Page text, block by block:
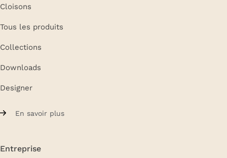
Cloisons
Tous les produits
Collections
Downloads
Designer
En savoir plus
Entreprise